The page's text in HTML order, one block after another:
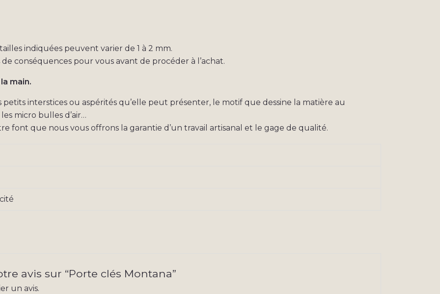
indiquées peuvent varier de 1 à 2 mm.
conséquences pour vous avant de procéder à l’achat.
main.
interstices ou aspérités qu’elle peut présenter, le motif que dessine la matière au
micro bulles d’air…
font que nous vous offrons la garantie d’un travail artisanal et le gage de qualité.
avis sur “Porte clés Montana”
un avis.